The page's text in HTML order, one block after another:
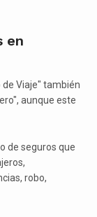
en
de Viaje" también
aunque este
de seguros que
robo,